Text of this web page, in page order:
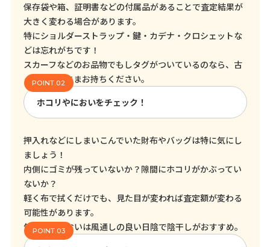
保存袋や箱、証明書などの付属品があることで査定結果が
大きく変わる場合があります。
特にショルダーストラップ・鍵・カデナ・クロシェットな
どは忘れがちです！
スカーフなどのお品物でもしタグがついているのなら、古
くてもそのままお持ちください。
ホコリやにおいをチェック！
押入れなどにしまいこんでいた財布やバッグは特に気にし
ましょう！
内側にゴミが残っていないか？隙間にホコリがかぶってい
ないか？
軽く布で拭くだけでも、見た目が変われば査定額が変わる
可能性があります。
気になるにおいは風通しの良い日陰で陰干しがおすすめ。